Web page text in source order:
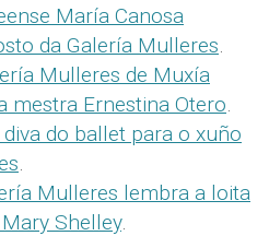
María Canosa
da Galería Mulleres.
Mulleres de Muxía
mestra Ernestina Otero.
diva do ballet para o xuño
.
Mulleres lembra a loita
Shelley.